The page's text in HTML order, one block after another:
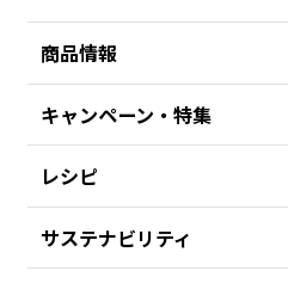
商品情報
キャンペーン・特集
レシピ
サステナビリティ